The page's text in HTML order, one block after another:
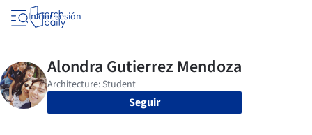
Iniciar sesión
Seguir